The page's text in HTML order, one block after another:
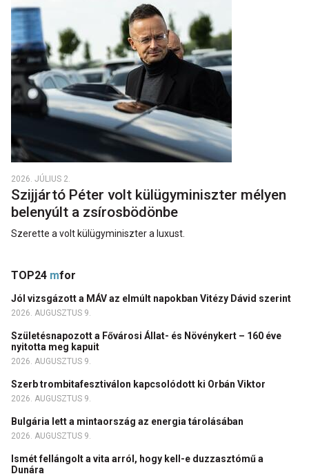
2026. JÚLIUS 2.
Szijjártó Péter volt külügyminiszter mélyen
belenyúlt a zsírosbödönbe
Szerette a volt külügyminiszter a luxust.
TOP24 mfor
Jól vizsgázott a MÁV az elmúlt napokban Vitézy Dávid szerint
2026. AUGUSZTUS 9.
Születésnapozott a Fővárosi Állat- és Növénykert – 160 éve
nyitotta meg kapuit
2026. AUGUSZTUS 9.
Szerb trombitafesztiválon kapcsolódott ki Orbán Viktor
2026. AUGUSZTUS 9.
Bulgária lett a mintaország az energia tárolásában
2026. AUGUSZTUS 9.
Ismét fellángolt a vita arról, hogy kell-e duzzasztómű a
Dunára